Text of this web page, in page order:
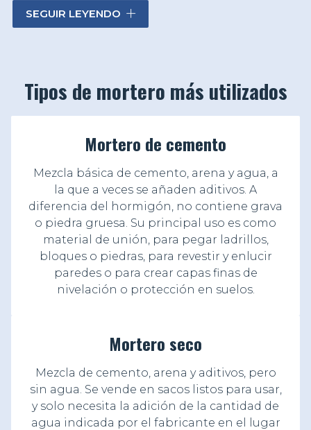
Este material es muy utilizado en todas las obras
de construcción, ya que se emplea para unir
mortero es importante utilizarcomponentes de
la mejor calidad
disponemos de la formación necesaria para
SEGUIR LEYENDO
Tipos de mortero más utilizados
Mortero de cemento
Mezcla básica de cemento, arena y agua, a
la que a veces se añaden aditivos. A
diferencia del hormigón, no contiene grava
o piedra gruesa. Su principal uso es como
material de unión, para pegar ladrillos,
bloques o piedras, para revestir y enlucir
paredes o para crear capas finas de
nivelación o protección en suelos.
Mortero seco
Mezcla de cemento, arena y aditivos, pero
sin agua. Se vende en sacos listos para usar,
y solo necesita la adición de la cantidad de
agua indicada por el fabricante en el lugar